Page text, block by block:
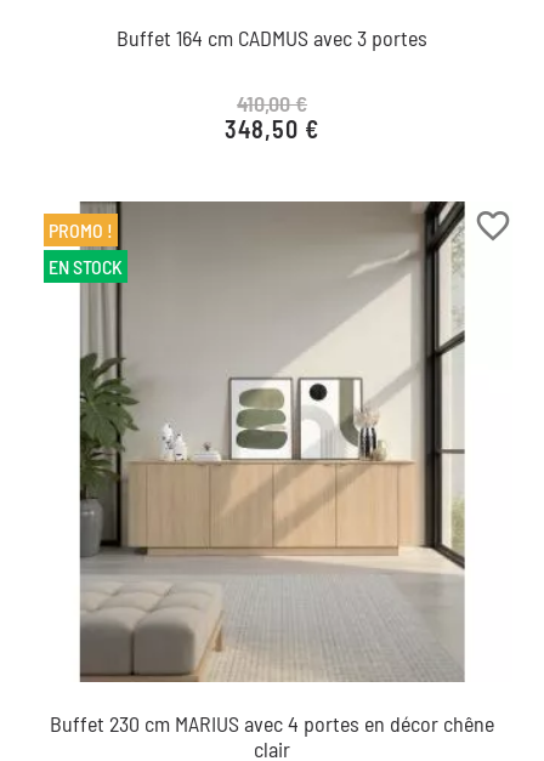
Buffet 164 cm CADMUS avec 3 portes
Prix de base
410,00 €
Prix
348,50 €
favorite_border
Buffet 230 cm MARIUS avec 4 portes en décor chêne
clair
PROMO !
EN STOCK